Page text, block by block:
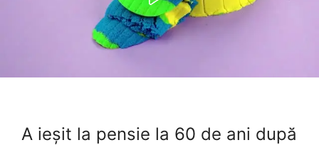
A ieșit la pensie la 60 de ani după